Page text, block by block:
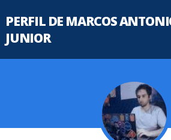
PERFIL DE MARCOS
JUNIOR